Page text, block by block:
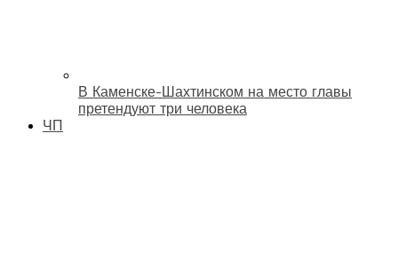
В Каменске-Шахтинском на место главы
претендуют три человека
ЧП